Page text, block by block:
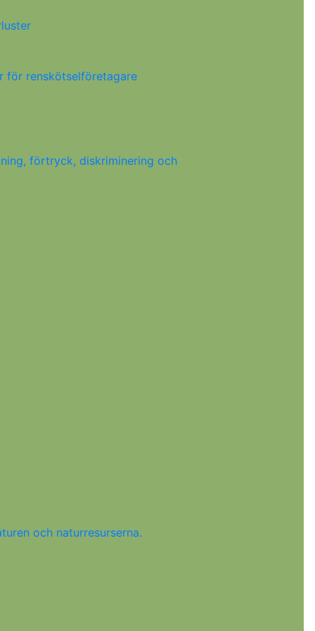
för renskötselföretagare
förtryck, diskriminering och
och naturresurserna.